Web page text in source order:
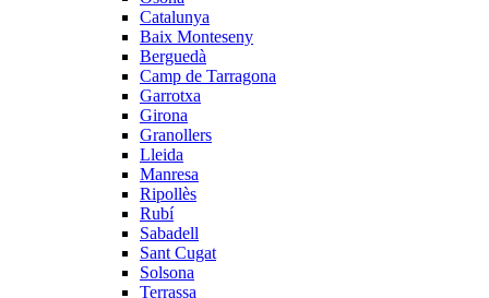
Catalunya
Baix Monteseny
Berguedà
Camp de Tarragona
Garrotxa
Girona
Granollers
Lleida
Manresa
Ripollès
Rubí
Sabadell
Sant Cugat
Solsona
Terrassa